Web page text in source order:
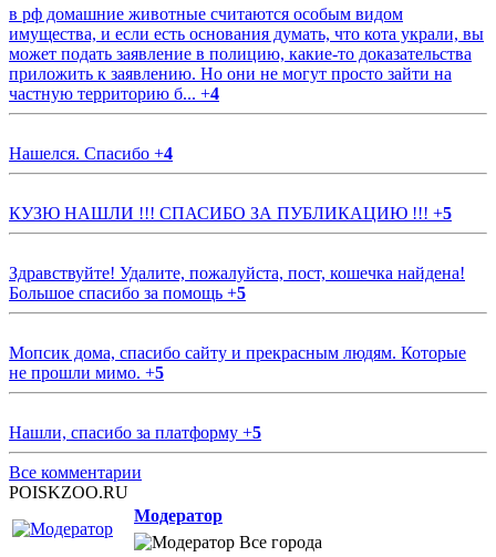
в рф домашние животные считаются особым видом
имущества, и если есть основания думать, что кота украли, вы
может подать заявление в полицию, какие-то доказательства
приложить к заявлению. Но они не могут просто зайти на
частную территорию б... +4
Нашелся. Спасибо +4
КУЗЮ НАШЛИ !!! СПАСИБО ЗА ПУБЛИКАЦИЮ !!! +5
Здравствуйте! Удалите, пожалуйста, пост, кошечка найдена!
Большое спасибо за помощь +5
Мопсик дома, спасибо сайту и прекрасным людям. Которые
не прошли мимо. +5
Нашли, спасибо за платформу +5
Все комментарии
POISKZOO.RU
Модератор
Все города